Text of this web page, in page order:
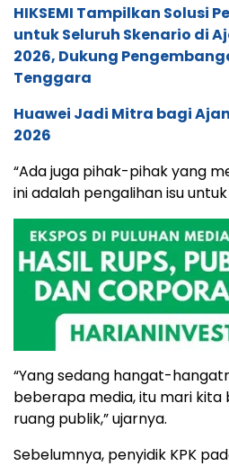
HIKSEMI Tampilkan Solusi
untuk Seluruh Skenario di
2026, Dukung
Tenggara
Huawei Jadi Mitra bagi
2026
“Ada juga pihak-pihak yang
ini adalah pengalihan isu untuk
“Yang sedang hangat-
beberapa media, itu mari kita
ruang publik,” ujarnya.
Sebelumnya, penyidik KPK